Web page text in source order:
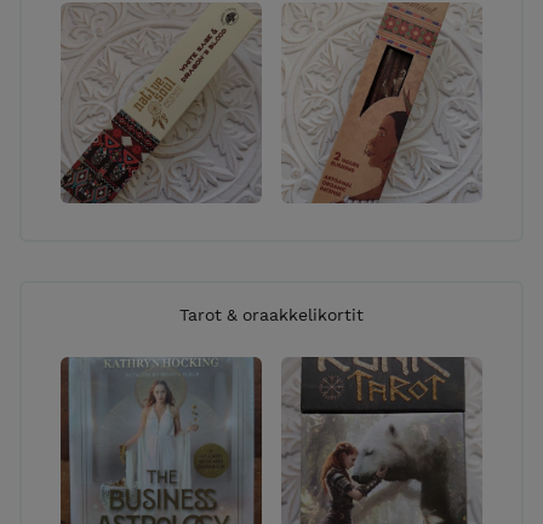
Tarot & oraakkelikortit